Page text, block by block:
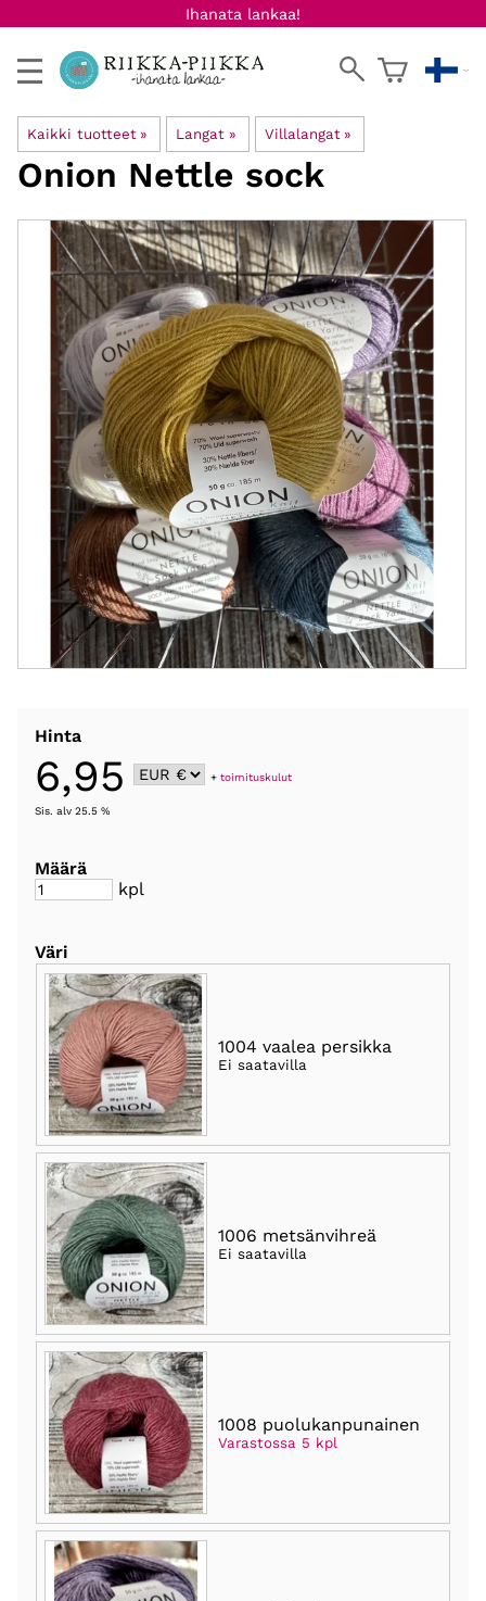
Ihanata lankaa!
Kaikki tuotteet ‪» Langat ‪» Villalangat ‪»
Onion Nettle sock
Hinta
6,95 +toimituskulut
Sis. alv 25.5 %
Määrä
kpl
Väri
1004 vaalea persikka
Ei saatavilla
1006 metsänvihreä
Ei saatavilla
1008 puolukanpunainen
Varastossa 5 kpl